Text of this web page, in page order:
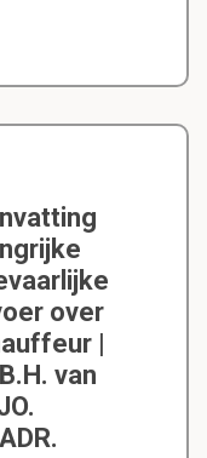
over
|
van